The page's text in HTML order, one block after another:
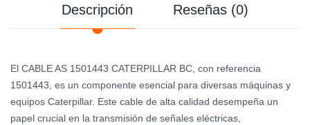
Descripción Reseñas (0)
El CABLE AS 1501443 CATERPILLAR BC, con referencia
1501443, es un componente esencial para diversas máquinas y
equipos Caterpillar. Este cable de alta calidad desempeña un
papel crucial en la transmisión de señales eléctricas,